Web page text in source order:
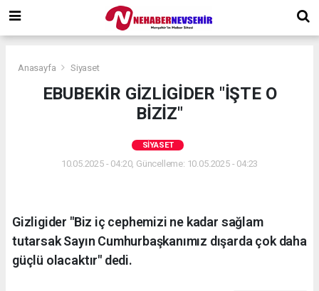
Anasayfa Siyaset
EBUBEKİR GİZLİGİDER "İŞTE O
BİZİZ"
SIYASET
10.05.2025 - 04:20, Güncelleme: 10.05.2025 - 04:23
Gizligider "Biz iç cephemizi ne kadar sağlam
tutarsak Sayın Cumhurbaşkanımız dışarda çok daha
güçlü olacaktır" dedi.